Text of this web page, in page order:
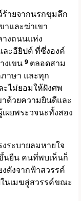
ร้ายจากนรกขุมลึก
าและฆ่าเขา
งถนนแห่ง
ะอียิปต์ ที่ซึ่งองค์
งเขน 9 ตลอดสาม
าษา และทุก
ไม่ยอมให้ฝังศพ
ด้วยความยินดีและ
ผยพระวจนะทั้งสอง
ระบายลมหายใจ
นยืน คนที่พบเห็นก็
งดังจากฟ้าสวรรค์
นเมฆสู่สวรรค์ขณะ